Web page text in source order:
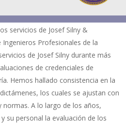
servicios de Josef Silny &
Ingenieros Profesionales de la
de Josef Silny durante más
de credenciales de
Hemos hallado consistencia en la
los cuales se ajustan con
normas. A lo largo de los años,
su personal la evaluación de los